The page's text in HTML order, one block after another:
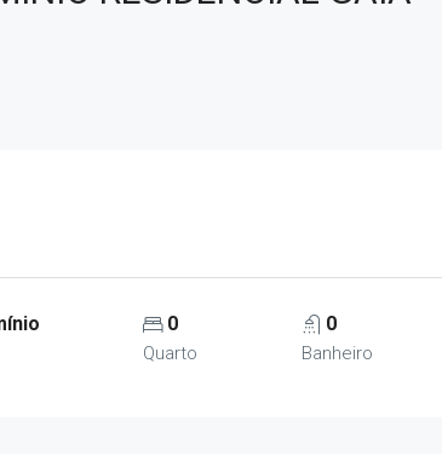
0
Quarto
0
Banheiro